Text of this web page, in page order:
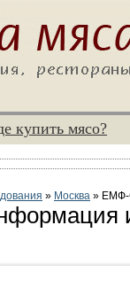
купить мясо?
» Москва »